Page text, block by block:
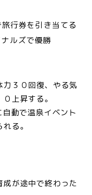
行券を引き当てる
ルズで優勝
３０回復、やる気
上昇する。
動で温泉イベント
る。
が途中で終わった